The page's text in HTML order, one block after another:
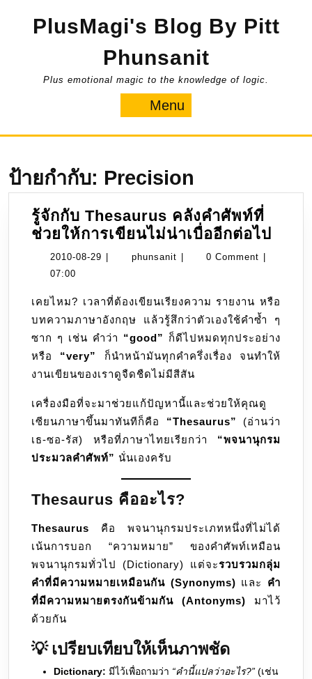
PlusMagi's Blog By Pitt
Phunsanit
Plus emotional magic to the knowledge of logic.
Menu
ป้ายกำกับ: Precision
รู้จักกับ Thesaurus คลังคำศัพท์ที่
ช่วยให้การเขียนไม่น่าเบื่ออีกต่อไป
คำ
ศัพท์
ที่
ช่วย
ไม่
น่า
2010-08-29 2010- phunsanit phunsanit0 Comment
07:00
เคยไหม? เวลาที่ต้องเขียนเรียงความ รายงาน หรือ
บทความภาษาอังกฤษ แล้วรู้สึกว่าตัวเองใช้คำซ้ำ ๆ
ซาก ๆ เช่น คำว่า “good” ก็ดีไปหมดทุกประอย่าง
หรือ “very”
ก็นำหน้ามันทุกคำครึ่งเรื่อง จนทำให้
งานเขียนของเราดูจืดชืดไม่มีสีสัน
เครื่องมือที่จะมาช่วยแก้ปัญหานี้และช่วยให้คุณดู
เซียนภาษาขึ้นมาทันทีก็คือ “Thesaurus” (อ่านว่า
เธ-ซอ-รัส) หรือที่ภาษาไทยเรียกว่า “พจนานุกรม
ประมวลคำศัพท์” นั่นเองครับ
Thesaurus คืออะไร?
Thesaurus คือ พจนานุกรมประเภทหนึ่งที่ไม่ได้
เน้นการบอก “ความหมาย” ของคำศัพท์เหมือน
พจนานุกรมทั่วไป (Dictionary) แต่จะรวบรวมกลุ่ม
คำที่มีความหมายเหมือนกัน (Synonyms) และ คำ
ที่มีความหมายตรงกันข้ามกัน (Antonyms) มาไว้
ด้วยกัน
💡 เปรียบเทียบให้เห็นภาพชัด
Dictionary: มีไว้เพื่อถามว่า “คำนี้แปลว่าอะไร?” (เช่น